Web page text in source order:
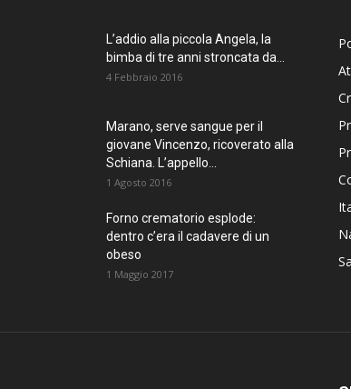
L’addio alla piccola Angela, la
bimba di tre anni stroncata da...
4 Febbraio 2016
Marano, serve sangue per il
giovane Vincenzo, ricoverato alla
Schiana. L’appello...
1 Agosto 2016
Forno crematorio esplode:
dentro c’era il cadavere di un
obeso
1 Maggio 2017